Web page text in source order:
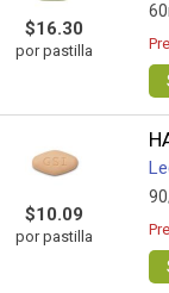
$16.30
por pastilla
$10.09
por pastilla